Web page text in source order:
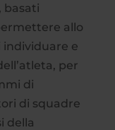
basati
allo
individuare e
per
di
di squadre
della